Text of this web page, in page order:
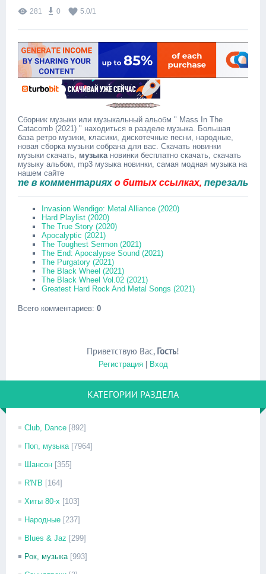
281
0 5.0/1
Сборник музыки или музыкальный альобм " Mass In The
Catacomb (2021) " находиться в разделе музыка. Большая
база ретро музики, класики, дискотечные песни, народные,
новая сборка музыки собрана для вас. Скачать новинки
музыки скачать, музыкановинки бесплатно скачать, скачать
музыку альбом, mp3 музыка новинки, самая модная музыка на
нашем сайте
в комментарияхо битых ссылках,перезальём
Invasion Wendigo: Metal Alliance (2020)
Hard Playlist (2020)
The True Story (2020)
Apocalyptic (2021)
The Toughest Sermon (2021)
The End: Apocalypse Sound (2021)
The Purgatory (2021)
The Black Wheel (2021)
The Black Wheel Vol.02 (2021)
Greatest Hard Rock And Metal Songs (2021)
Всего комментариев: 0
Приветствую Вас, Гость!
Регистрация| Вход
КАТЕГОРИИ РАЗДЕЛА
Club, Dance [892]
Поп, музыка [7964]
Шансон [355]
R'N'B [164]
Хиты 80-х [103]
Народные [237]
Blues & Jaz [299]
Рок, музыка [993]